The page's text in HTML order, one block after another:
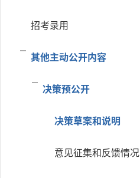
招考录用
其他主动公开内容
决策预公开
决策草案和说明
意见征集和反馈情况